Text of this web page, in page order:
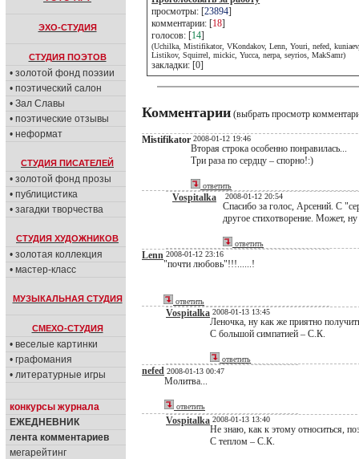
ЭХО-СТУДИЯ
СТУДИЯ ПОЭТОВ
• золотой фонд поэзии
• поэтический салон
• Зал Славы
• поэтические отзывы
• неформат
СТУДИЯ ПИСАТЕЛЕЙ
• золотой фонд прозы
• публицистика
• загадки творчества
СТУДИЯ ХУДОЖНИКОВ
• золотая коллекция
• мастер-класс
МУЗЫКАЛЬНАЯ СТУДИЯ
СМЕХО-СТУДИЯ
• веселые картинки
• графомания
• литературные игры
конкурсы журнала
ЕЖЕДНЕВНИК
лента комментариев
мегарейтинг
просмотры: [23894]
комментарии: [18]
голосов: [14]
(Uchilka, Mistifikator, VKondakov, Lenn, Youri, nefed,
Listikov, Squirrel, mickic, Yucca, nerpa, seyrios, MakSamr)
закладки: [0]
Комментарии (выбрать просмотр
Mistifikator 2008-01-12 19:46
Вторая строка особенно понравилась...
Три раза по сердцу – спорно!:)
ответить
Vospitalka 2008-01-12 20:54
Спасибо за голос, Арсений. С
другое стихотворение. Может,
ответить
Lenn 2008-01-12 23:16
"почти любовь"!!!......!
ответить
Vospitalka 2008-01-13 13:45
Леночка, ну как же приятно
С большой симпатией – С.К.
ответить
nefed 2008-01-13 00:47
Молитва...
ответить
Vospitalka 2008-01-13 13:40
Не знаю, как к этому относиться,
С теплом – С.К.